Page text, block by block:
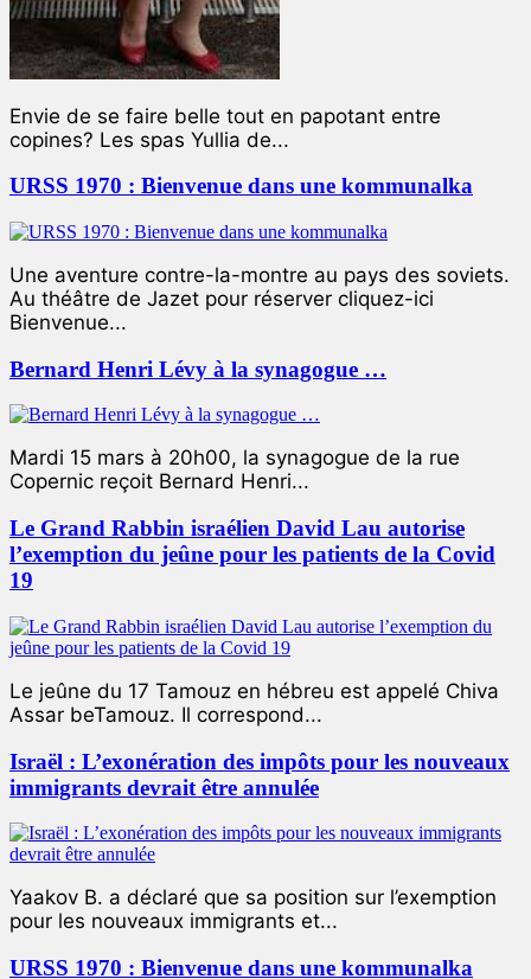
Envie de se faire belle tout en papotant entre
copines? Les spas Yullia de...
URSS 1970 : Bienvenue dans une kommunalka
Une aventure contre-la-montre au pays des soviets.
Au théâtre de Jazet pour réserver cliquez-ici
Bienvenue...
Bernard Henri Lévy à la synagogue …
Mardi 15 mars à 20h00, la synagogue de la rue
Copernic reçoit Bernard Henri...
Le Grand Rabbin israélien David Lau autorise
l’exemption du jeûne pour les patients de la Covid
19
Le jeûne du 17 Tamouz en hébreu est appelé Chiva
Assar beTamouz. Il correspond...
Israël : L’exonération des impôts pour les nouveaux
immigrants devrait être annulée
Yaakov B. a déclaré que sa position sur l’exemption
pour les nouveaux immigrants et...
URSS 1970 : Bienvenue dans une kommunalka